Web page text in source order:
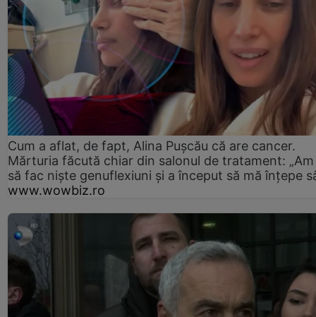
Cum a aflat, de fapt, Alina Pușcău că are cancer.
Mărturia făcută chiar din salonul de tratament:
să fac niște genuflexiuni și a început să mă înțepe
www.wowbiz.ro